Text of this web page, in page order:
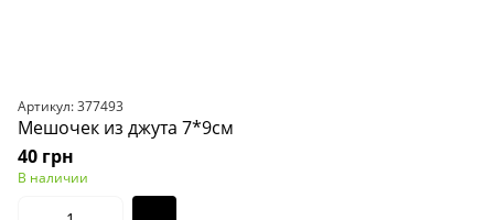
Артикул: 377493
Мешочек из джута 7*9см
40 грн
В наличии